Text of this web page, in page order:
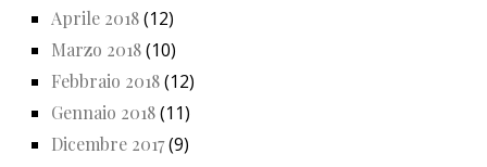
Aprile 2018(12)
Marzo 2018(10)
Febbraio 2018(12)
Gennaio 2018(11)
Dicembre 2017(9)